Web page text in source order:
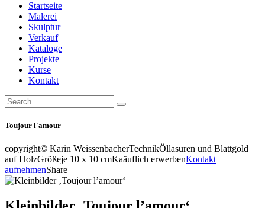
Startseite
Malerei
Skulptur
Verkauf
Kataloge
Projekte
Kurse
Kontakt
Toujour l'amour
copyright© Karin WeissenbacherTechnikÖllasuren und Blattgold
auf HolzGrößeje 10 x 10 cmKaäuflich erwerbenKontakt
aufnehmenShare